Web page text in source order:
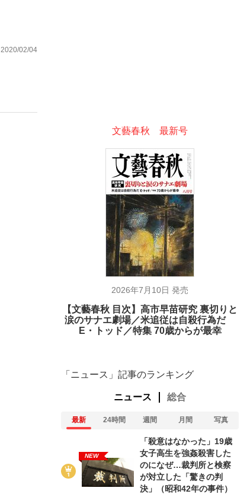
2020/02/04
文藝春秋 最新号
2026年7月10日 発売
【文藝春秋 目次】高市早苗研究 裏切りと
涙のサナエ劇場／米追従は自殺行為だ
E・トッド／特集 70歳からが最幸
「ニュース」記事のランキング
ニュース 総合
最新 24時間 週間 月間 写真
NEW
「殺意はなかった」19歳
女子高生を強姦殺害した
のになぜ…裁判所と検察
が対立した「驚きの判
決」（昭和42年の事件）